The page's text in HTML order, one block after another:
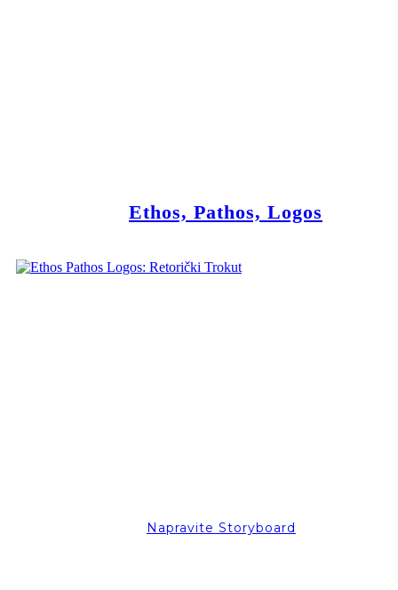
Ethos, Pathos, Logos
Napravite Storyboard